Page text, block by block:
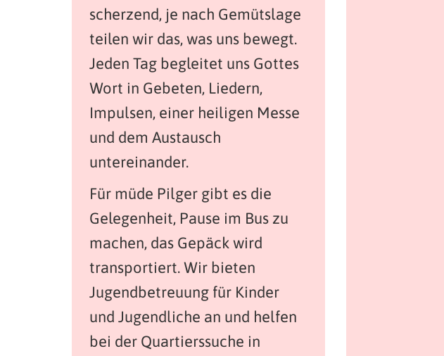
scherzend, je nach Gemütslage
teilen wir das, was uns bewegt.
Jeden Tag begleitet uns Gottes
Wort in Gebeten, Liedern,
Impulsen, einer heiligen Messe
und dem Austausch
untereinander.
Für müde Pilger gibt es die
Gelegenheit, Pause im Bus zu
machen, das Gepäck wird
transportiert. Wir bieten
Jugendbetreuung für Kinder
und Jugendliche an und helfen
bei der Quartierssuche in